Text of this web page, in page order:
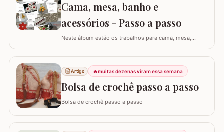
falso ponto alto: Experimentar…
Cama, mesa, banho e
acessórios - Passo a passo
Neste álbum estão os trabalhos para cama, mesa,
clicar nas imagens! Trilhos/caminhos e centro de mesa
Sousplat Puxa-saco e porta-pano de prato Squares para
colcha de cama Outros Álbuns que temos no blog
Artigo 🔥muitas dezenas viram essa semana
Bolsa de crochê passo a passo
Bolsa de crochê passo a passo